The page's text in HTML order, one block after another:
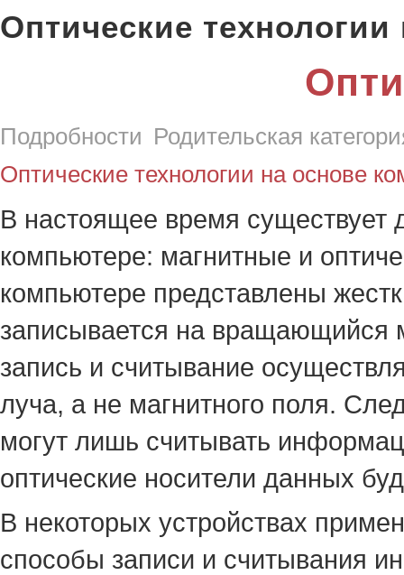
Оптические
Подробности Родительская
Оптические технологии на основе
В настоящее время существует
компьютере: магнитные и
компьютере представлены
записывается на вращающийся
запись и считывание
луча, а не магнитного поля.
могут лишь считывать
оптические носители данных
В некоторых устройствах
способы записи и считывания